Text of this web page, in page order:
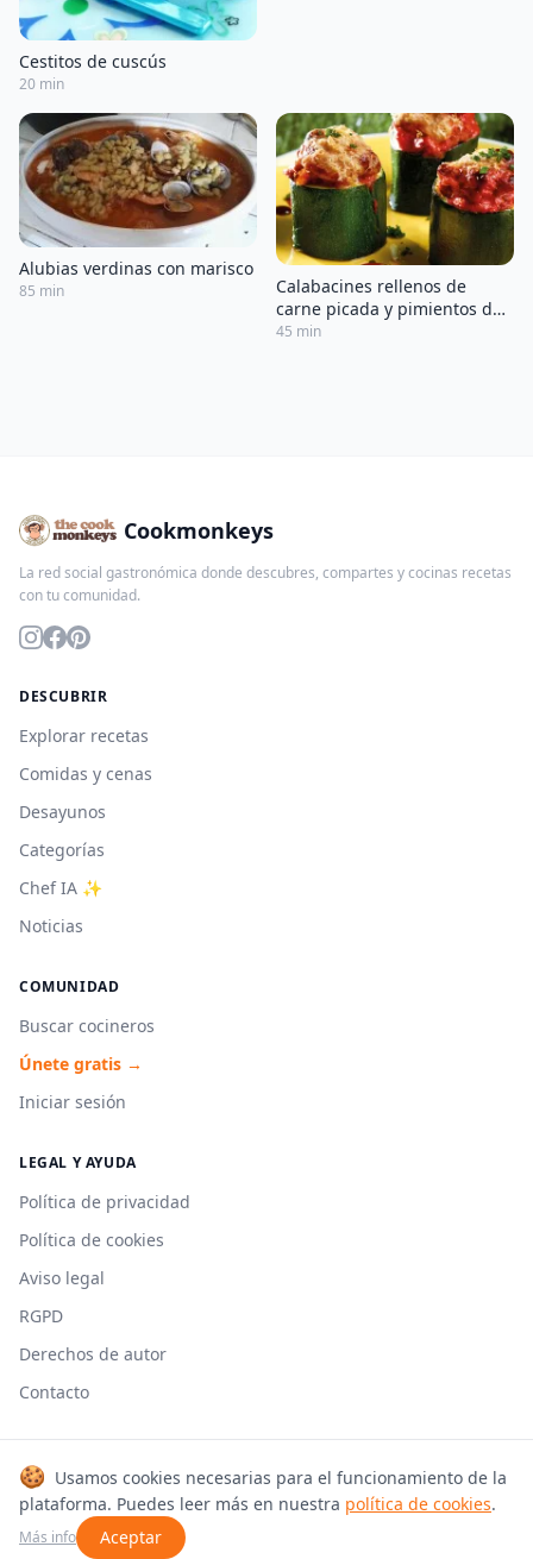
Cestitos de cuscús
20 min
Alubias verdinas con marisco
85 min
Calabacines rellenos de
carne picada y pimientos del
piquillo
45 min
Cookmonkeys
La red social gastronómica donde descubres, compartes y cocinas recetas
con tu comunidad.
DESCUBRIR
Explorar recetas
Comidas y cenas
Desayunos
Categorías
Chef IA ✨
Noticias
COMUNIDAD
Buscar cocineros
Únete gratis →
Iniciar sesión
LEGAL Y AYUDA
Política de privacidad
Política de cookies
Aviso legal
RGPD
Derechos de autor
Contacto
© 2026 Cookmonkeys. Todos los derechos reservados.
Hecho con 🍳 en España
🍪 Usamos cookies necesarias para el funcionamiento de la
plataforma. Puedes leer más en nuestra política de cookies.
Más info Aceptar